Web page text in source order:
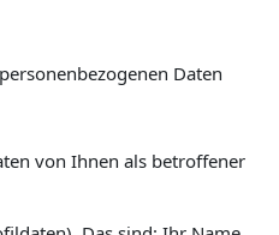
Daten
von Ihnen als betroffener